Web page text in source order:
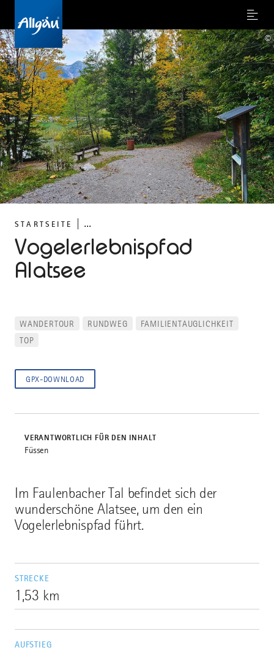
Menu
STARTSEITE ...
Vogelerlebnispfad
Alatsee
©
Im Faulenbacher Tal befindet sich der
wunderschöne Alatsee, um den ein
Vogelerlebnispfad führt.
STRECKE
1,53 km
AUFSTIEG
WANDERTOUR RUNDWEG
FAMILIENTAUGLICHKEIT
TOP
GPX-DOWNLOAD
VERANTWORTLICH FÜR DEN INHALT
Füssen